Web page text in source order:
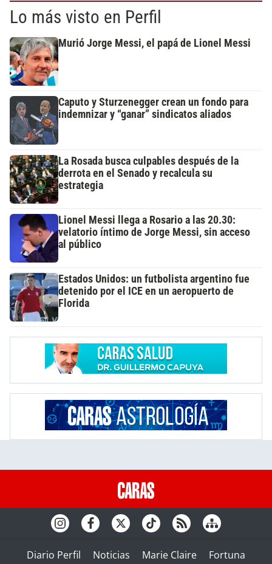
Lo más visto en Perfil
Murió Jorge Messi, el papá de Lionel Messi
Caputo y Sturzenegger crean un fondo para
indemnizar y “ganar” sindicatos aliados
La Rosada busca culpables después de la
derrota en el Senado y recalcula su
estrategia
Lionel Messi llega a Rosario a las 20.30:
velatorio íntimo de Jorge Messi, sin acceso
al público
Estados Unidos: un futbolista argentino fue
detenido por el ICE en un aeropuerto de
Florida
Diario Perfil Noticias Marie Claire Fortuna